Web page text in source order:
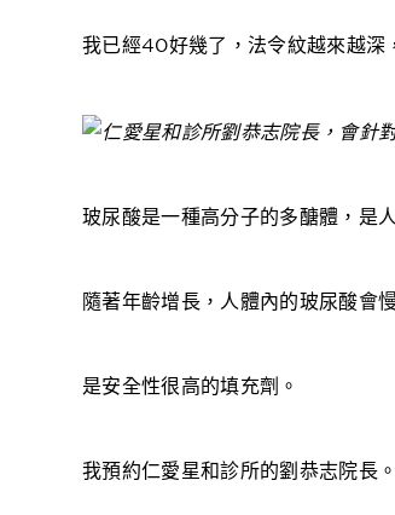
我已經40好幾了，法令紋越來越深
玻尿酸是一種高分子的多醣體，是
隨著年齡增長，人體內的玻尿酸會
是安全性很高的填充劑。
我預約仁愛星和診所的劉恭志院長